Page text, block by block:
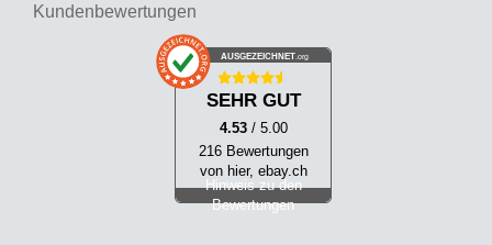
Kundenbewertungen
AUSGEZEICHNET .org
SEHR GUT
4.53 / 5.00
216 Bewertungen
von hier, ebay.ch
Hinweis zu den
Bewertungen